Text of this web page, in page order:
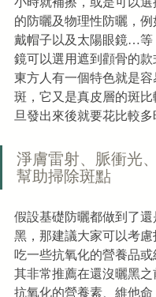
小時就補擦，或是可以
的防曬及物理性防曬，
戴帽子以及太陽眼鏡…等
鏡可以選用遮到顴骨的款
東方人有一個特色就是
斑，它又是真皮層的斑
旦發出來後就要花比較多
淨膚雷射、脈衝光
幫助掃除斑點
假設基礎防曬都做到了
黑，那建議大家可以考
吃一些抗氧化的營養品
其非常推薦在還沒曬黑
抗氧化的營養素、維他